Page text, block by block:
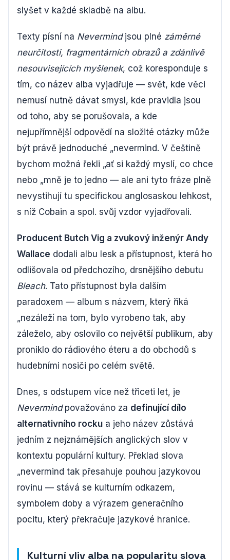
slyšet v každé skladbě na albu.
Texty písní na Nevermindjsou plné záměrné
neurčitosti, fragmentárních obrazů a zdánlivě
nesouvisejících myšlenek, což koresponduje s
tím, co název alba vyjadřuje — svět, kde věci
nemusí nutně dávat smysl, kde pravidla jsou
od toho, aby se porušovala, a kde
nejupřímnější odpovědí na složité otázky může
být právě jednoduché „nevermind. V češtině
bychom možná řekli „ať si každý myslí, co chce
nebo „mně je to jedno — ale ani tyto fráze plně
nevystihují tu specifickou anglosaskou lehkost,
s níž Cobain a spol. svůj vzdor vyjadřovali.
Producent Butch Vig a zvukový inženýr Andy
Wallace dodali albu lesk a přístupnost, která ho
odlišovala od předchozího, drsnějšího debutu
Bleach. Tato přístupnost byla dalším
paradoxem — album s názvem, který říká
„nezáleží na tom, bylo vyrobeno tak, aby
záleželo, aby oslovilo co největší publikum, aby
proniklo do rádiového éteru a do obchodů s
hudebními nosiči po celém světě.
Dnes, s odstupem více než třiceti let, je
Nevermindpovažováno za definující dílo
alternativního rocku a jeho název zůstává
jedním z nejznámějších anglických slov v
kontextu populární kultury. Překlad slova
„nevermind tak přesahuje pouhou jazykovou
rovinu — stává se kulturním odkazem,
symbolem doby a výrazem generačního
pocitu, který překračuje jazykové hranice.
Kulturní vliv alba na popularitu slova